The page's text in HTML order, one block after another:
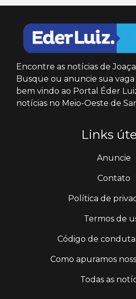
Encontre as notícias de
Busque ou anuncie sua
bem vindo ao Portal Éder
notícias no Meio-Oeste de
Links
Anuncie
Contato
Política de
Termos de
Código de conduta
Como apuramos
Todas as